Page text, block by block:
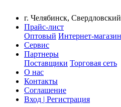
г. Челябинск,
Прайс-лист
Оптовый Интернет-магазин
Сервис
Партнеры
Поставщики Торговая сеть
О нас
Контакты
Соглашение
Вход | Регистрация